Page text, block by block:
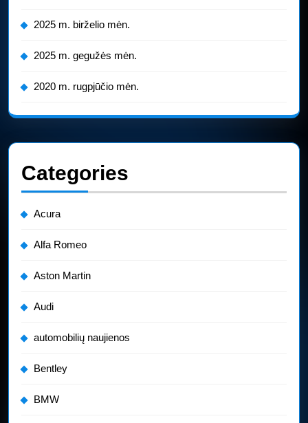
2025 m. birželio mėn.
2025 m. gegužės mėn.
2020 m. rugpjūčio mėn.
Categories
Acura
Alfa Romeo
Aston Martin
Audi
automobilių naujienos
Bentley
BMW